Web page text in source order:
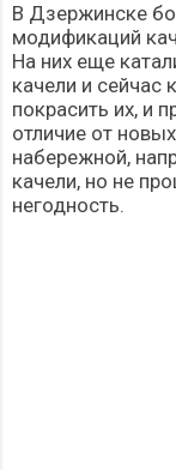
В Дзержинске
модификаций
На них еще
качели и сейчас
покрасить их, и
отличие от
набережной,
качели, но не
негодность.